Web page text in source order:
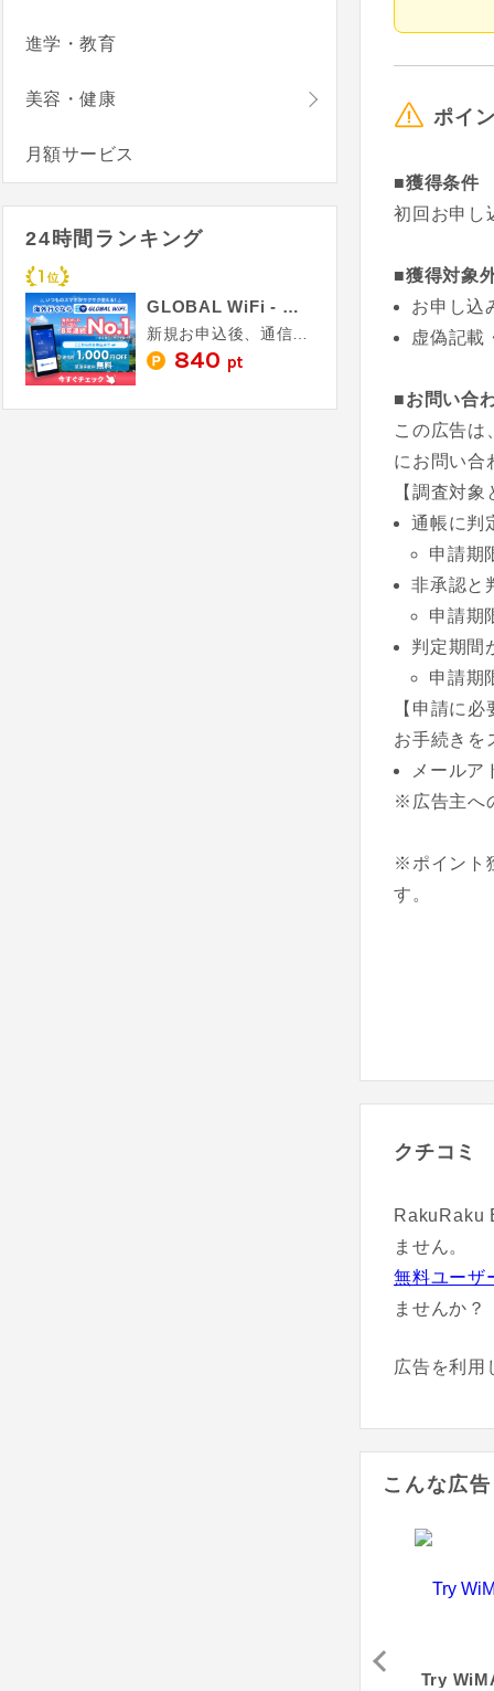
ポイ
■獲得条件
初回お申し
■獲得対象
お申し込
虚偽記
■お問い合
この広告は
にお問い合
【調査対
通帳に判
申請期
非承認と
申請期
判定期間
申請期
【申請に
お手続きを
メールア
※広告主へ
※ポイント
す。
クチコミ
RakuRaku
ません。
無料ユーザ
ませんか？
広告を利用
こんな広
Try
進学・教育
美容・健康
月額サービス
24時間ランキング
GLOBAL WiFi - グローバルワイファイ
新規お申込後、通信利用金額の入金確認
840 pt